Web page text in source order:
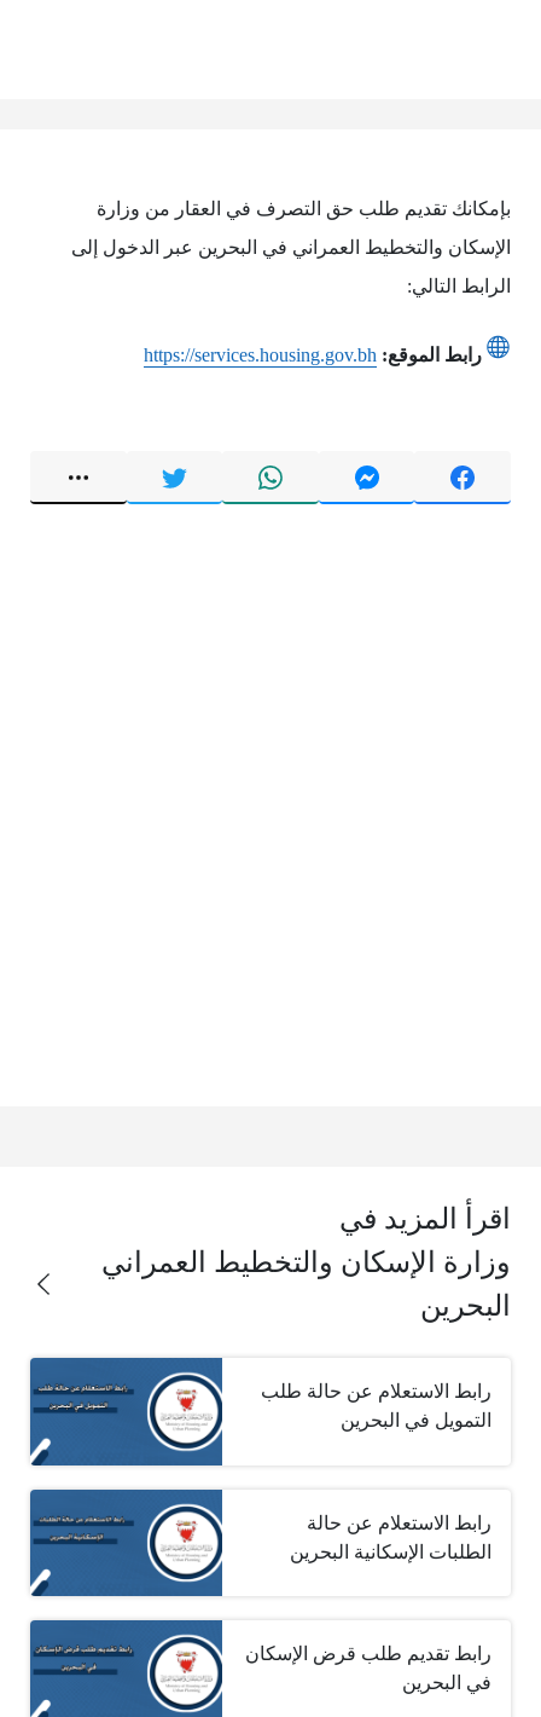
بإمكانك تقديم طلب حق التصرف في العقار من وزارة
الإسكان والتخطيط العمراني في البحرين عبر الدخول إلى
الرابط التالي:
رابط الموقع: https://services.housing.gov.bh
اقرأ المزيد في
وزارة الإسكان والتخطيط العمراني
البحرين
رابط الاستعلام عن حالة طلب
التمويل في البحرين
رابط الاستعلام عن حالة
الطلبات الإسكانية البحرين
رابط تقديم طلب قرض الإسكان
في البحرين